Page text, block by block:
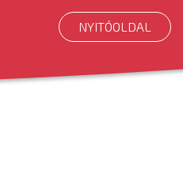
NYITÓOLDAL